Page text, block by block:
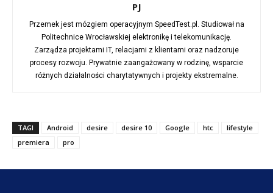
PJ
Przemek jest mózgiem operacyjnym SpeedTest.pl. Studiował na
Politechnice Wrocławskiej elektronikę i telekomunikację.
Zarządza projektami IT, relacjami z klientami oraz nadzoruje
procesy rozwoju. Prywatnie zaangażowany w rodzinę, wsparcie
różnych działalności charytatywnych i projekty ekstremalne.
TAGI Android desire desire 10 Google htc
lifestyle
premiera
pro